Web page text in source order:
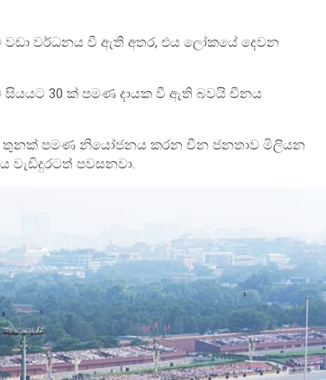
වඩා වර්ධනය වී ඇති අතර, එය ලෝකයේ දෙවන
30 ක් පමණ දායක වී ඇති බවයි චීනය
තුනක් පමණ නියෝජනය කරන චීන ජනතාව මිලියන
වැඩිදුරටත් පවසනවා.